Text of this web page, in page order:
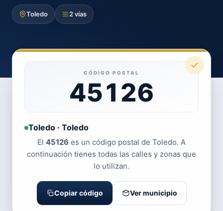
Toledo 2 vías
CÓDIGO POSTAL
45126
Toledo · Toledo
El 45126 es un código postal de Toledo. A
continuación tienes todas las calles y zonas que
lo utilizan.
Copiar código Ver municipio